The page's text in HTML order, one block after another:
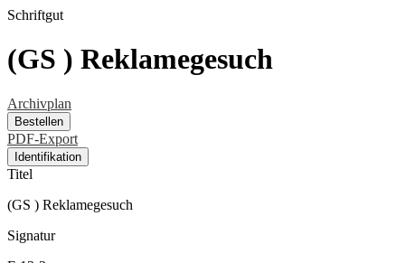
Schriftgut
(GS ) Reklamegesuch
Archivplan
Bestellen
PDF-Export
Identifikation
Titel
(GS ) Reklamegesuch
Signatur